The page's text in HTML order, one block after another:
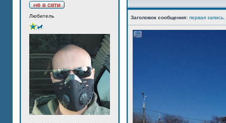
Любитель Заголовок сообщения: первая